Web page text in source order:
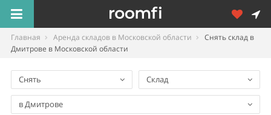
Главная Аренда складов в Московской области
Снять склад в
Дмитрове в Московской области
Снять Склад
в Дмитрове